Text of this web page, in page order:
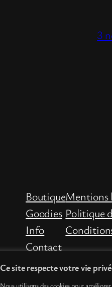
Ce site respecte votre vie
3
Boutique
Goodies
Info
Contact
Mentions
Politique